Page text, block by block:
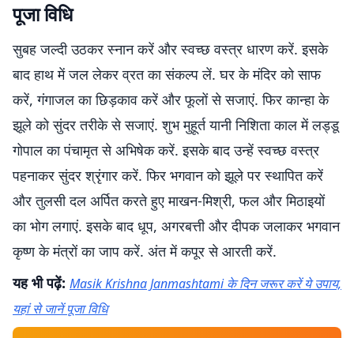
पूजा विधि
सुबह जल्दी उठकर स्नान करें और स्वच्छ वस्त्र धारण करें. इसके
बाद हाथ में जल लेकर व्रत का संकल्प लें. घर के मंदिर को साफ
करें, गंगाजल का छिड़काव करें और फूलों से सजाएं. फिर कान्हा के
झूले को सुंदर तरीके से सजाएं. शुभ मुहूर्त यानी निशिता काल में लड्डू
गोपाल का पंचामृत से अभिषेक करें. इसके बाद उन्हें स्वच्छ वस्त्र
पहनाकर सुंदर श्रृंगार करें. फिर भगवान को झूले पर स्थापित करें
और तुलसी दल अर्पित करते हुए माखन-मिश्री, फल और मिठाइयों
का भोग लगाएं. इसके बाद धूप, अगरबत्ती और दीपक जलाकर भगवान
कृष्ण के मंत्रों का जाप करें. अंत में कपूर से आरती करें.
यह भी पढ़ें: Masik Krishna Janmashtami के दिन जरूर करें ये उपाय,
यहां से जानें पूजा विधि